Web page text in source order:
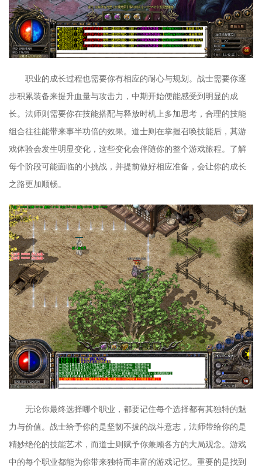
职业的成长过程也需要你有相应的耐心与规划。战士需要你逐
步积累装备来提升血量与攻击力，中期开始便能感受到明显的成
长。法师则需要你在技能搭配与释放时机上多加思考，合理的技能
组合往往能带来事半功倍的效果。道士则在掌握召唤技能后，其游
戏体验会发生明显变化，这些变化会伴随你的整个游戏旅程。了解
每个阶段可能面临的小挑战，并提前做好相应准备，会让你的成长
之路更加顺畅。
无论你最终选择哪个职业，都要记住每个选择都有其独特的魅
力与价值。战士给予你的是坚韧不拔的战斗意志，法师带给你的是
精妙绝伦的技能艺术，而道士则赋予你兼顾各方的大局观念。游戏
中的每个职业都能为你带来独特而丰富的游戏记忆。重要的是找到